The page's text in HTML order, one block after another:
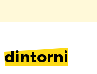
dintorni